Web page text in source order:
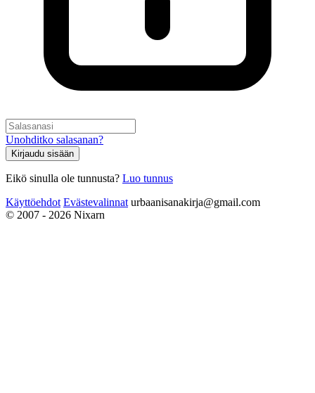
Unohditko salasanan?
Kirjaudu sisään
Eikö sinulla ole tunnusta? Luo tunnus
Käyttöehdot Evästevalinnat urbaanisanakirja@gmail.com
© 2007 - 2026 Nixarn